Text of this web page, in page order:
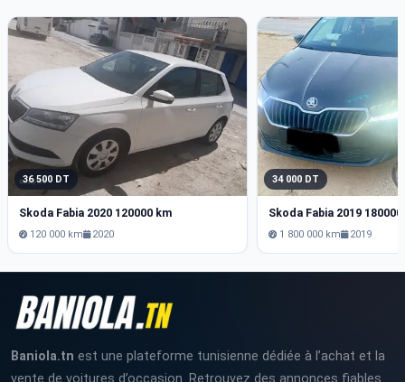
36 500 DT
Skoda Fabia 2020 120000 km
120 000 km 2020
34 000 DT
Skoda Fabia 2019
1 800 000 km 2019
Baniola.tn est une plateforme tunisienne dédiée à l’achat et la